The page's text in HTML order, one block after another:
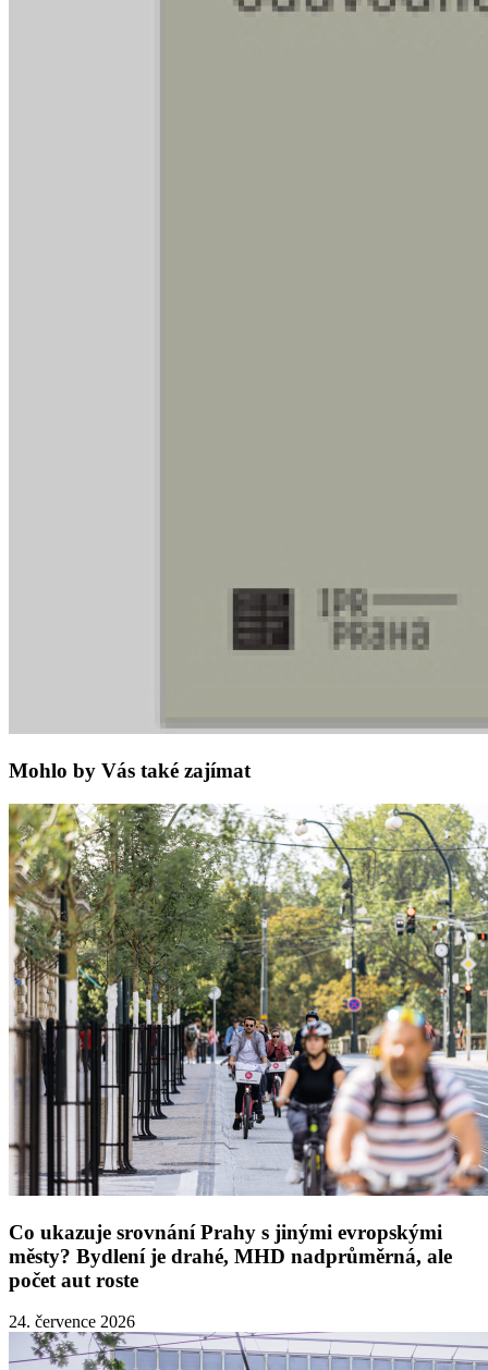
Mohlo by Vás také zajímat
Co ukazuje srovnání Prahy s jinými evropskými
městy? Bydlení je drahé, MHD nadprůměrná, ale
počet aut roste
24. července 2026